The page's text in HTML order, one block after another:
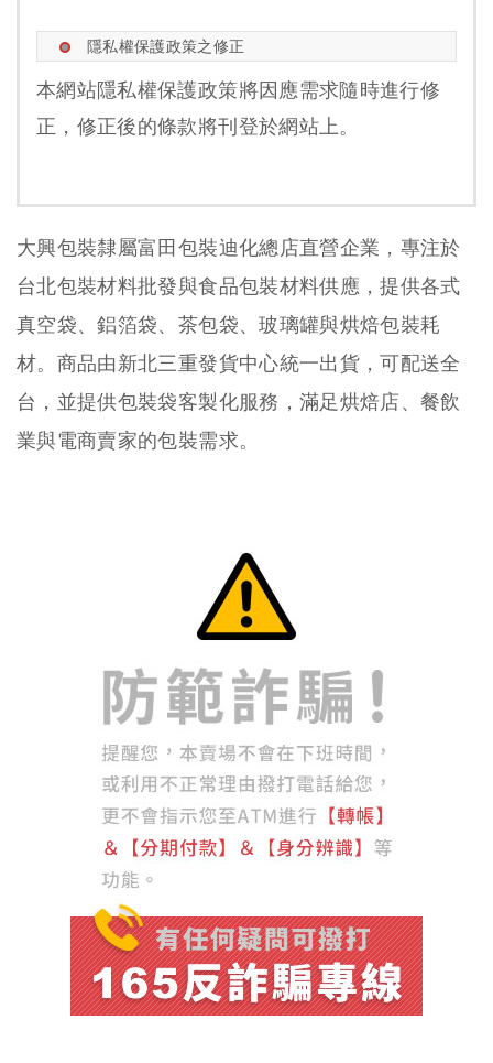
隱私權保護政策之修正
本網站隱私權保護政策將因應需求隨時進行修
正，修正後的條款將刊登於網站上。
大興包裝隸屬富田包裝迪化總店直營企業，專注於
台北包裝材料批發與食品包裝材料供應，提供各式
真空袋、鋁箔袋、茶包袋、玻璃罐與烘焙包裝耗
材。商品由新北三重發貨中心統一出貨，可配送全
台，並提供包裝袋客製化服務，滿足烘焙店、餐飲
業與電商賣家的包裝需求。